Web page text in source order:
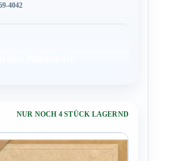
4042
NUR NOCH 4 STÜCK LAGERND